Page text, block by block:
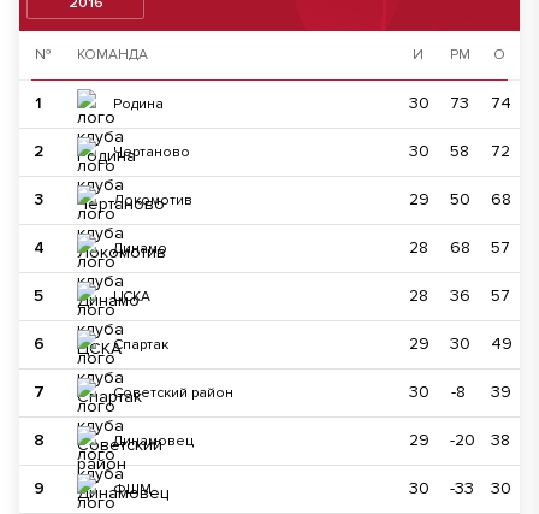
№ КОМАНДА И РМ О
1 Родина 30 73 74
2 Чертаново 30 58 72
3 Локомотив 29 50 68
4 Динамо 28 68 57
5 ЦСКА 28 36 57
6 Спартак 29 30 49
7 Советский район 30 -8 39
8 Динамовец 29 -20 38
9 ФШМ 30 -33 30